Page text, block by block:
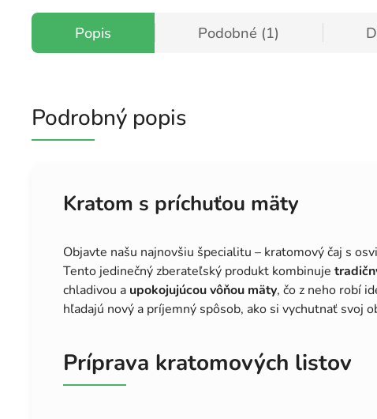
Popis Podobné (1)
Podrobný popis
Kratom s príchuťou mäty
Objavte našu najnovšiu špecialitu – kratomový čaj s
Tento jedinečný zberateľský produkt kombinuje
chladivou a upokojujúcou vôňou mäty, čo z neho robí
hľadajú nový a príjemný spôsob, ako si vychutnať svoj
Príprava kratomových listov